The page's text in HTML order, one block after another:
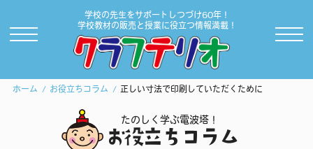
学校の先生をサポートしつづけ60年！
学校教材の販売と授業に役立つ情報満載！
ホーム お役立ちコラム 正しい寸法で印刷していただくために
たのしく学ぶ電波塔！
お役立ちコラム